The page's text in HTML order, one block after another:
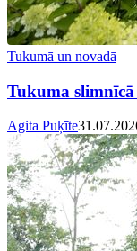
Tukumā un novadā
Tukuma
Agita Puķīte